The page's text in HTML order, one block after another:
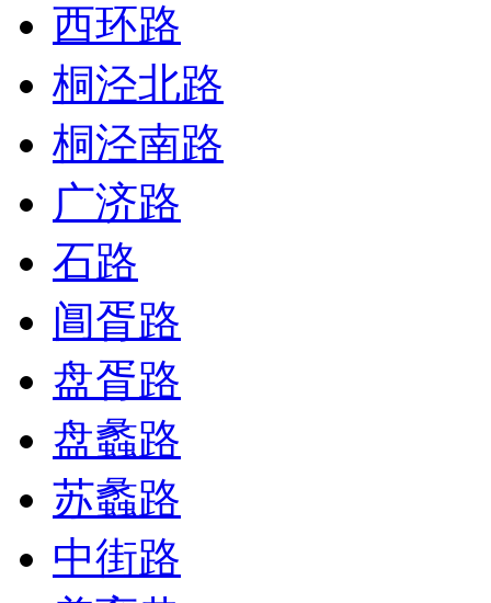
西环路
桐泾北路
桐泾南路
广济路
石路
阊胥路
盘胥路
盘蠡路
苏蠡路
中街路